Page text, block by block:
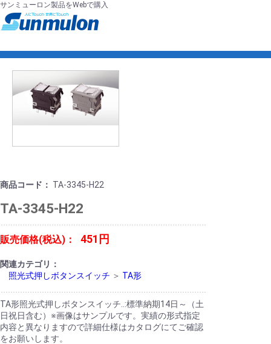
サンミューロン製品をWebで購入
商品コード： TA-3345-H22
TA-3345-H22
販売価格(税込)： 451円
関連カテゴリ：
照光式押しボタンスイッチ ＞ TA形
TA形照光式押しボタンスイッチ..:標準納期14日～（土
日祝日含む）※画像はサンプルです。実績の形式指定
内容と異なりますので詳細仕様はカタログにてご確認
をお願いします。